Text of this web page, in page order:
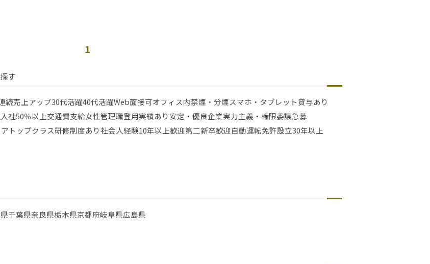
1
す
続売上アップ30代活躍40代活躍Web面接可オフィス内禁煙・分煙スマホ・タブレット貸与あり
社50％以上交通費支給女性管理職登用実績あり 安定・優良企業実力主義・権限委譲急募
トップクラス研修制度あり社会人経験10年以上歓迎第二新卒歓迎自動運転免許設立30年以上
千葉県奈良県栃木県京都府岐阜県広島県